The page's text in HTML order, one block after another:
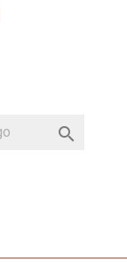
